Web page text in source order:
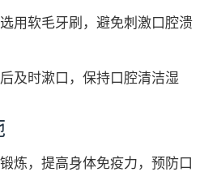
用软毛牙刷，避免刺激口腔溃
及时漱口，保持口腔清洁湿
炼，提高身体免疫力，预防口